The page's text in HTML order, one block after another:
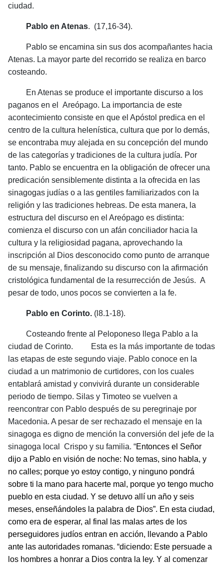
ciudad.
Pablo en Atenas. (17,16-34).
Pablo se encamina sin sus dos acompañantes hacia
Atenas. La mayor parte del recorrido se realiza en barco
costeando.
En Atenas se produce el importante discurso a los
paganos en el Areópago. La importancia de este
acontecimiento consiste en que el Apóstol predica en el
centro de la cultura helenística, cultura que por lo demás,
se encontraba muy alejada en su concepción del mundo
de las categorías y tradiciones de la cultura judía. Por
tanto. Pablo se encuentra en la obligación de ofrecer una
predicación sensiblemente distinta a la ofrecida en las
sinagogas judías o a las gentiles familiarizados con la
religión y las tradiciones hebreas. De esta manera, la
estructura del discurso en el Areópago es distinta:
comienza el discurso con un afán conciliador hacia la
cultura y la religiosidad pagana, aprovechando la
inscripción al Dios desconocido como punto de arranque
de su mensaje, finalizando su discurso con la afirmación
cristológica fundamental de la resurrección de Jesús. A
pesar de todo, unos pocos se convierten a la fe.
Pablo en Corinto. (l8.1-18).
Costeando frente al Peloponeso llega Pablo a la
ciudad de Corinto. Esta es la más importante de todas
las etapas de este segundo viaje. Pablo conoce en la
ciudad a un matrimonio de curtidores, con los cuales
entablará amistad y convivirá durante un considerable
periodo de tiempo. Silas y Timoteo se vuelven a
reencontrar con Pablo después de su peregrinaje por
Macedonia. A pesar de ser rechazado el mensaje en la
sinagoga es digno de mención la conversión del jefe de la
sinagoga local Crispo y su familia. “Entonces el Señor
dijo a Pablo en visión de noche: No temas, sino habla, y
no calles; porque yo estoy contigo, y ninguno pondrá
sobre ti la mano para hacerte mal, porque yo tengo mucho
pueblo en esta ciudad. Y se detuvo allí un año y seis
meses, enseñándoles la palabra de Dios”. En esta ciudad,
como era de esperar, al final las malas artes de los
perseguidores judíos entran en acción, llevando a Pablo
ante las autoridades romanas. “diciendo: Este persuade a
los hombres a honrar a Dios contra la ley. Y al comenzar